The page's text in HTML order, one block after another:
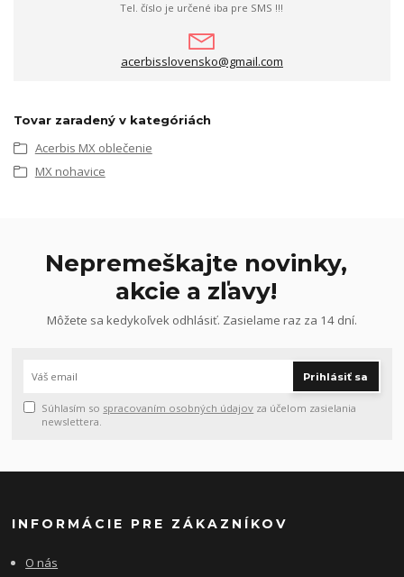
Tel. číslo je určené iba pre SMS !!!
acerbisslovensko@gmail.com
Tovar zaradený v kategóriách
Acerbis MX oblečenie
MX nohavice
Nepremeškajte novinky,
akcie a zľavy!
Môžete sa kedykoľvek odhlásiť. Zasielame raz za 14 dní.
Prihlásiť sa
Súhlasím so spracovaním osobných údajov za účelom zasielania
newslettera.
INFORMÁCIE PRE ZÁKAZNÍKOV
O nás